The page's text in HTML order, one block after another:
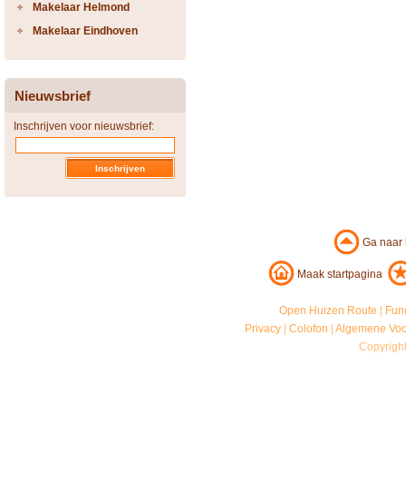
Makelaar Helmond
Makelaar Eindhoven
Nieuwsbrief
Inschrijven voor nieuwsbrief:
Ga
Maak startpagina
Open Huizen Route
Privacy |Colofon |Algemene